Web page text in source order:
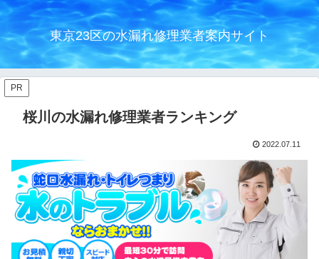
東京23区の水漏れ修理業者案内サイト
PR
桜川の水漏れ修理業者ランキング
2022.07.11